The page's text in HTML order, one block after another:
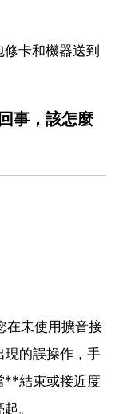
卡和機器送到
事，該怎麼
在未使用擴音接
的誤操作，手
**結束或接近度
。